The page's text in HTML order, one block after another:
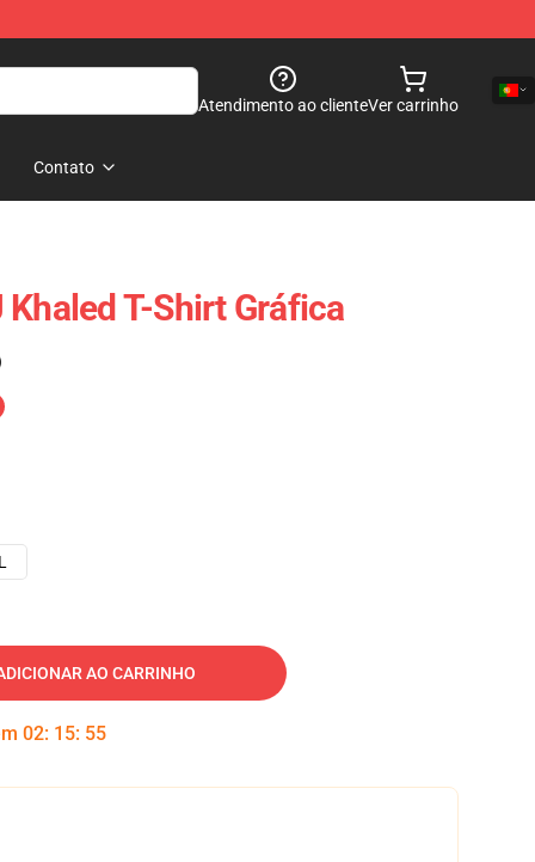
Atendimento ao clienteVer carrinho
Contato
Khaled T-Shirt Gráfica
AO CARRINHO
02: 15: 54